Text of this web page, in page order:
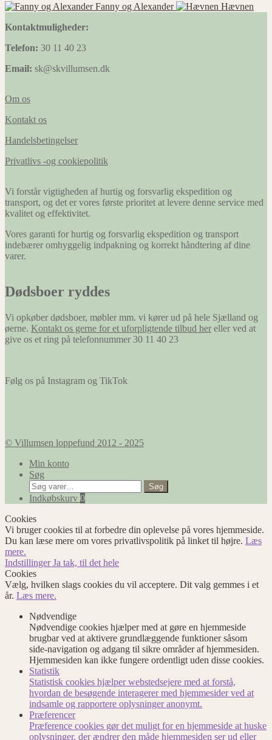
Fanny og Alexander
Hævnen
Kontaktmuligheder:
Telefon: 30 11 40 23
Email: sk@skvillumsen.dk
Om os
Kontakt os
Handelsbetingelser
Privatlivs -og cookiepolitik
Vi forstår vigtigheden af hurtig og forsvarlig ekspedition og
transport, og det er vores første prioritet at levere denne service med
kvalitet og effektivitet.
Vores garanti for hurtig og forsvarlig ekspedition og transport
indebærer omhyggelig indpakning og korrekt håndtering af dine
varer.
Dødsboer ryddes
Vi opkøber dødsboer, møbler mm. vi kører ud på hele Sjælland og
øerne. Kontakt os gerne for et uforpligtende tilbud her eller ved at
give os et ring på telefonnummer 30 11 40 23
Følg os på Instagram og TikTok
© Villumsen loppefund 2012 - 2025
Min konto
Søg
Søg
efter:
Søg
Indkøbskurv 0
Cookies
Vi bruger cookies til at forbedre din oplevelse på vores hjemmeside.
Du kan læse mere om vores privatlivspolitik på linket til højre. Læs
mere.
IndstillingerJa tak, til det hele
Cookies
Vælg, hvilken slags cookies du vil acceptere. Dit valg gemmes i et
år. Læs mere.
Nødvendige
Nødvendige cookies hjælper med at gøre en hjemmeside
brugbar ved at aktivere grundlæggende funktioner såsom
side-navigation og adgang til sikre områder af hjemmesiden.
Hjemmesiden kan ikke fungere ordentligt uden disse cookies.
Statistik
Statistisk cookies hjælper webstedsejere med at forstå,
hvordan de besøgende interagerer med hjemmesider ved at
indsamle og rapportere oplysninger anonymt.
Præferencer
Præference cookies gør det muligt for en hjemmeside at huske
oplysninger, der ændrer den måde hjemmesiden ser ud eller